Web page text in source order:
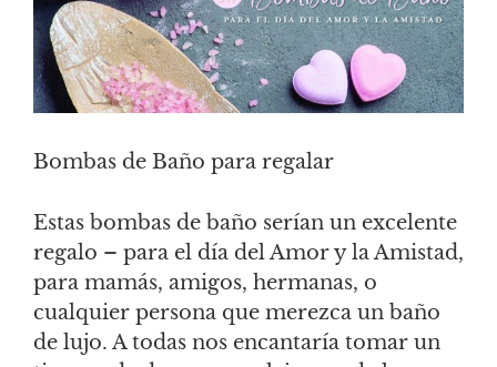
Image
Bombas de Baño para regalar
Estas bombas de baño serían un excelente
regalo – para el día del Amor y la Amistad,
para mamás, amigos, hermanas, o
cualquier persona que merezca un baño
de lujo. A todas nos encantaría tomar un